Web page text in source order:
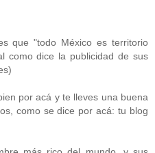
que "todo México es territorio
como dice la publicidad de sus
por acá y te lleves una buena
como se dice por acá: tu blog